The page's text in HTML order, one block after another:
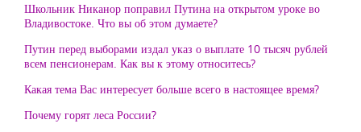
Школьник Никанор поправил Путина на открытом уроке во
Владивостоке. Что вы об этом думаете?
Путин перед выборами издал указ о выплате 10 тысяч рублей
всем пенсионерам. Как вы к этому относитесь?
Какая тема Вас интересует больше всего в настоящее время?
Почему горят леса России?